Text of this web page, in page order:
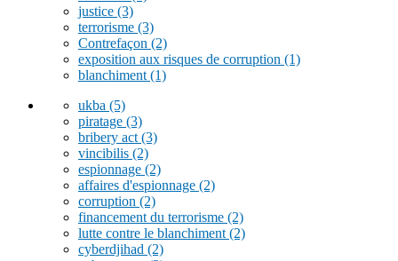
justice (3)
terrorisme (3)
Contrefaçon (2)
exposition aux risques de corruption (1)
blanchiment (1)
ukba (5)
piratage (3)
bribery act (3)
vincibilis (2)
espionnage (2)
affaires d'espionnage (2)
corruption (2)
financement du terrorisme (2)
lutte contre le blanchiment (2)
cyberdjihad (2)